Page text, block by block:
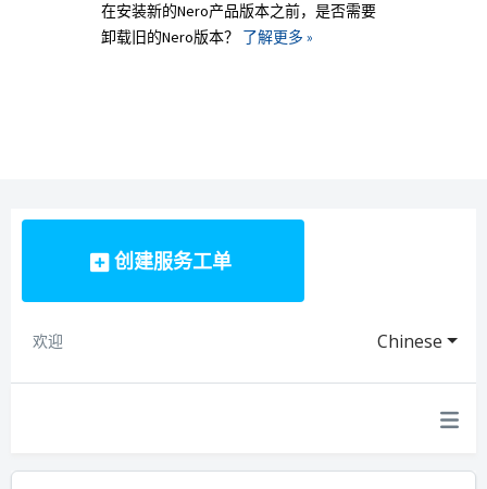
在安装新的Nero产品版本之前，是否需要
卸载旧的Nero版本？
了解更多 »
创建服务工单
Chinese
欢迎